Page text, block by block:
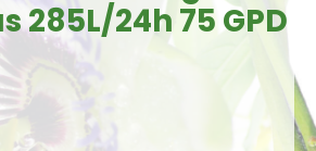
285L/24h 75 GPD